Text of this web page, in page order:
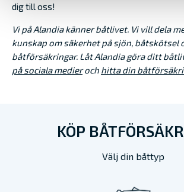
dig till oss!
Vi på Alandia känner båtlivet. Vi vill dela
kunskap om säkerhet på sjön, båtskötsel
båtförsäkringar. Låt Alandia göra ditt
på sociala medieroch hitta din
KÖP
Välj din båttyp